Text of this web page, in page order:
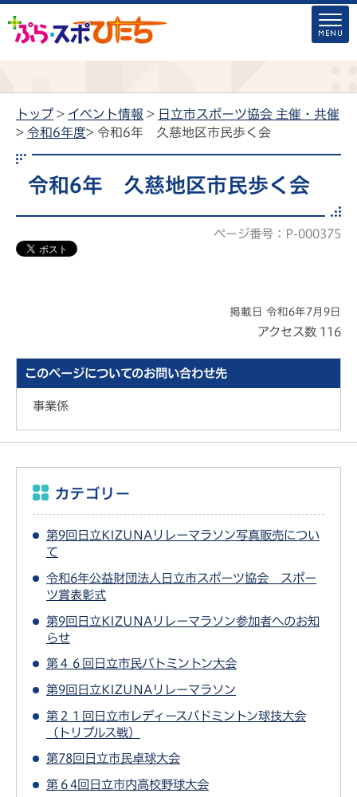
トップ > イベント情報 > 日立市スポーツ協会 主催・共催
> 令和6年度> 令和6年 久慈地区市民歩く会
令和6年 久慈地区市民歩く会
ページ番号：P-000375
掲載日 令和6年7月9日
アクセス数 116
このページについてのお問い合わせ先
事業係
カテゴリー
第9回日立KIZUNAリレーマラソン写真販売につい
て
令和6年公益財団法人日立市スポーツ協会 スポー
ツ賞表彰式
第9回日立KIZUNAリレーマラソン参加者へのお知
らせ
第４６回日立市民バトミントン大会
第9回日立KIZUNAリレーマラソン
第２１回日立市レディースバドミントン球技大会
（トリプルス戦）
第78回日立市民卓球大会
第６4回日立市内高校野球大会